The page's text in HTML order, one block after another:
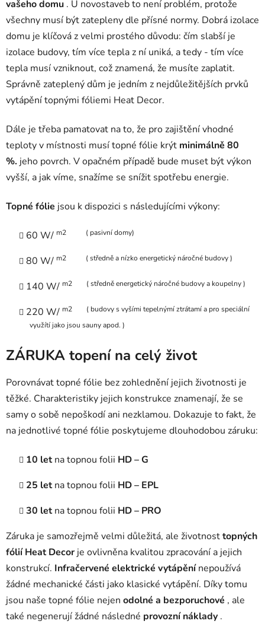
vašeho domu . U novostaveb to není problém, protože
všechny musí být zatepleny dle přísné normy. Dobrá izolace
domu je klíčová z velmi prostého důvodu: čím slabší je
izolace budovy, tím více tepla z ní uniká, a tedy - tím více
tepla musí vzniknout, což znamená, že musíte zaplatit.
Správně zateplený dům je jedním z nejdůležitějších prvků
vytápění topnými fóliemi Heat Decor.
Dále je třeba pamatovat na to, že pro zajištění vhodné
teploty v místnosti musí topné fólie krýt minimálně 80
%. jeho povrch. V opačném případě bude muset být výkon
vyšší, a jak víme, snažíme se snížit spotřebu energie.
Topné fólie jsou k dispozici s následujícími výkony:
60 W/ m2 ( pasivní domy)
80 W/ m2 ( středně a nízko energetický náročné budovy )
140 W/ m2 ( středně energetický náročné budovy a koupelny )
220 W/ m2 ( budovy s vyšími tepelnýmí ztrátamí a pro speciální
využítí jako jsou sauny apod. )
ZÁRUKA topení na celý život
Porovnávat topné fólie bez zohlednění jejich životnosti je
těžké. Charakteristiky jejich konstrukce znamenají, že se
samy o sobě nepoškodí ani nezklamou. Dokazuje to fakt, že
na jednotlivé topné fólie poskytujeme dlouhodobou záruku:
10 letna topnou folii HD – G
25 letna topnou folii HD – EPL
30 letna topnou folii HD – PRO
Záruka je samozřejmě velmi důležitá, ale životnosttopných
fólií Heat Decor je ovlivněna kvalitou zpracování a jejich
konstrukcí. Infračervené elektrické vytápění nepoužívá
žádné mechanické části jako klasické vytápění. Díky tomu
jsou naše topné fólie nejen odolné a bezporuchové , ale
také negenerují žádné následné provozní náklady .